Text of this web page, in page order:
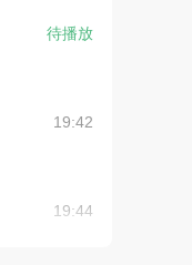
待播放
19:42
19:44